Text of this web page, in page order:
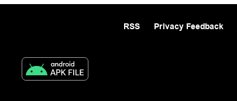
Privacy Feedback
RSS